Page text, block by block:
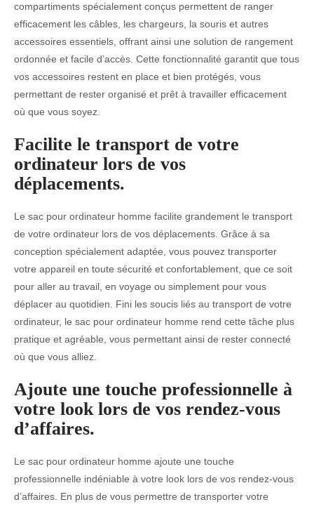
compartiments spécialement conçus permettent de ranger
efficacement les câbles, les chargeurs, la souris et autres
accessoires essentiels, offrant ainsi une solution de rangement
ordonnée et facile d’accès. Cette fonctionnalité garantit que tous
vos accessoires restent en place et bien protégés, vous
permettant de rester organisé et prêt à travailler efficacement
où que vous soyez.
Facilite le transport de votre
ordinateur lors de vos
déplacements.
Le sac pour ordinateur homme facilite grandement le transport
de votre ordinateur lors de vos déplacements. Grâce à sa
conception spécialement adaptée, vous pouvez transporter
votre appareil en toute sécurité et confortablement, que ce soit
pour aller au travail, en voyage ou simplement pour vous
déplacer au quotidien. Fini les soucis liés au transport de votre
ordinateur, le sac pour ordinateur homme rend cette tâche plus
pratique et agréable, vous permettant ainsi de rester connecté
où que vous alliez.
Ajoute une touche professionnelle à
votre look lors de vos rendez-vous
d’affaires.
Le sac pour ordinateur homme ajoute une touche
professionnelle indéniable à votre look lors de vos rendez-vous
d’affaires. En plus de vous permettre de transporter votre